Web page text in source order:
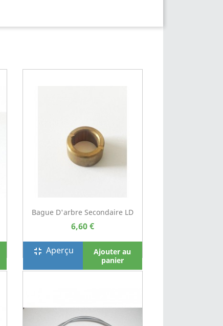
Bague D'arbre Secondaire LD
6,60 €
fullscreen_exit Aperçu
Ajouter au
panier